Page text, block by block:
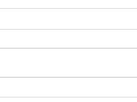
命救命講習を受講しま